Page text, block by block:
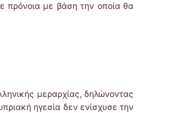
πρόνοια με βάση την οποία θα
μεραρχίας, δηλώνοντας
ηγεσία δεν ενίσχυσε την